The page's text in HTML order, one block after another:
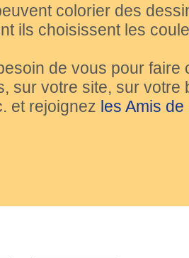
colorier des
ils choisissent les
de vous pour
sur votre site, sur
et rejoignez les Amis